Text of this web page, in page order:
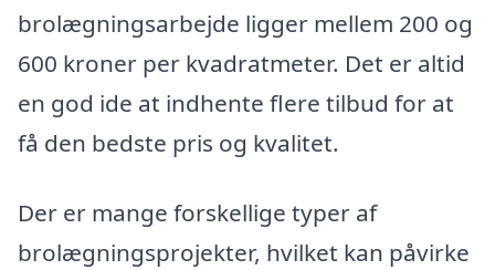
brolægningsarbejde ligger mellem 200 og
600 kroner per kvadratmeter. Det er altid
en god ide at indhente flere tilbud for at
få den bedste pris og kvalitet.
Der er mange forskellige typer af
brolægningsprojekter, hvilket kan påvirke